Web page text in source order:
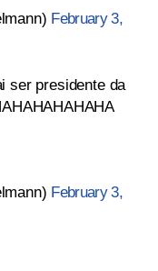
February 3,
ser presidente da
February 3,